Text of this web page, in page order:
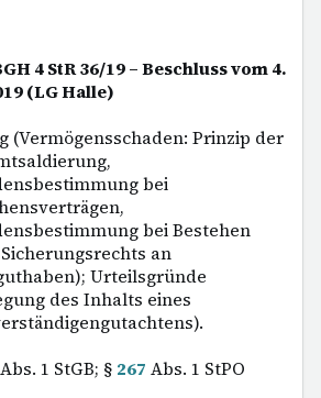
4 StR 36/19 – Beschluss vom 4.
(LG Halle)
(Vermögensschaden: Prinzip der
bei
bei Bestehen
an
Urteilsgründe
des Inhalts eines
Abs. 1 StGB; § 267 Abs. 1 StPO